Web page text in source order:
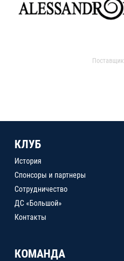
Поставщик
КЛУБ
История
Спонсоры и партнеры
Сотрудничество
ДС «Большой»
Контакты
КОМАНДА